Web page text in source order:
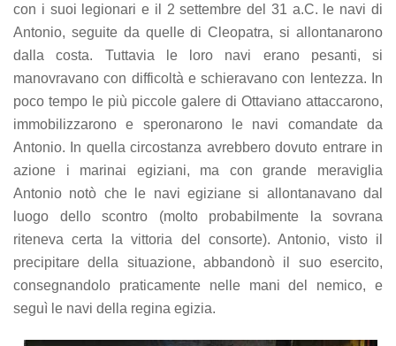
con i suoi legionari e il 2 settembre del 31 a.C. le navi di
Antonio, seguite da quelle di Cleopatra, si allontanarono
dalla costa. Tuttavia le loro navi erano pesanti, si
manovravano con difficoltà e schieravano con lentezza. In
poco tempo le più piccole galere di Ottaviano attaccarono,
immobilizzarono e speronarono le navi comandate da
Antonio. In quella circostanza avrebbero dovuto entrare in
azione i marinai egiziani, ma con grande meraviglia
Antonio notò che le navi egiziane si allontanavano dal
luogo dello scontro (molto probabilmente la sovrana
riteneva certa la vittoria del consorte). Antonio, visto il
precipitare della situazione, abbandonò il suo esercito,
consegnandolo praticamente nelle mani del nemico, e
seguì le navi della regina egizia.